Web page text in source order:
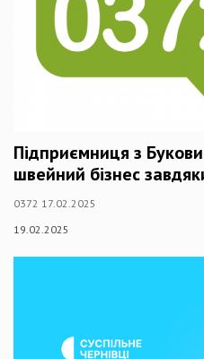
Підприємниця з
швейний бізнес
0372 17.02.2025
19.02.2025